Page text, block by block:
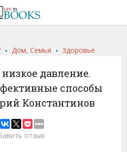
. Дом, Семья .Здоровье
давление.
способы
Константинов
отзыв